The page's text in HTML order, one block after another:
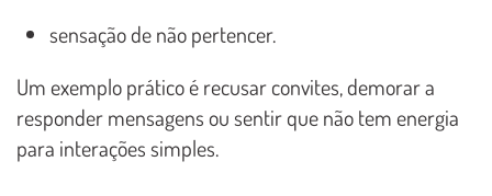
sensação de não pertencer.
Um exemplo prático é recusar convites, demorar a
responder mensagens ou sentir que não tem energia
para interações simples.